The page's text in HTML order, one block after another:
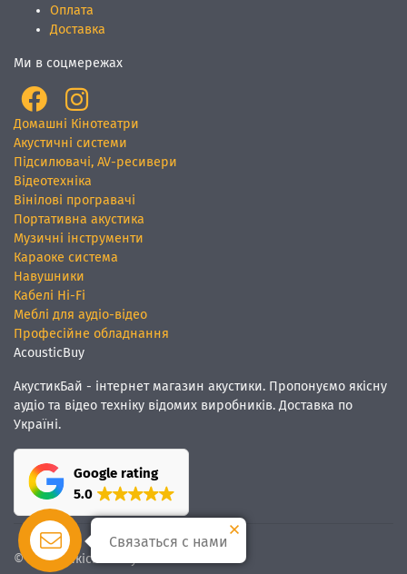
Оплата
Доставка
Ми в соцмережах
Домашні Кінотеатри
Акустичні системи
Підсилювачі, AV-ресивери
Відеотехніка
Вінілові програвачі
Портативна акустика
Музичні інструменти
Караоке система
Навушники
Кабелі Hi-Fi
Меблі для аудіо-відео
Професійне обладнання
AcousticBuy
АкустикБай - інтернет магазин акустики. Пропонуємо якісну
аудіо та відео техніку відомих виробників. Доставка по
Україні.
Google rating
5.0
© Ми якісний звук
Связаться с нами